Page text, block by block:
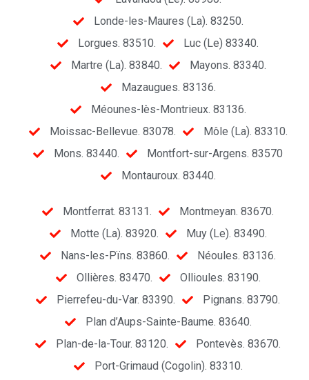
Londe-les-Maures (La). 83250.
Lorgues. 83510.
Luc (Le) 83340.
Martre (La). 83840.
Mayons. 83340.
Mazaugues. 83136.
Méounes-lès-Montrieux. 83136.
Moissac-Bellevue. 83078.
Môle (La). 83310.
Mons. 83440.
Montfort-sur-Argens. 83570
Montauroux. 83440.
Montferrat. 83131.
Montmeyan. 83670.
Motte (La). 83920.
Muy (Le). 83490.
Nans-les-Pïns. 83860.
Néoules. 83136.
Ollières. 83470.
Ollioules. 83190.
Pierrefeu-du-Var. 83390.
Pignans. 83790.
Plan d’Aups-Sainte-Baume. 83640.
Plan-de-la-Tour. 83120.
Pontevès. 83670.
Port-Grimaud (Cogolin). 83310.